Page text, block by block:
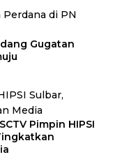
Gugatan
Pimpin HIPSI